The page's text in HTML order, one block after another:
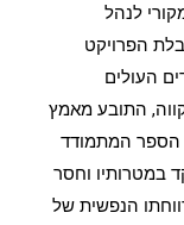
לנהל
הפרויקט
העולים
התובע מאמץ
הספר המתמודד
במטרותיו וחסר
הנפשית של